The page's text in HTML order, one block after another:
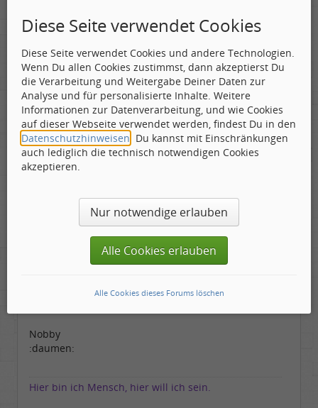
möglichst abseits gehalten haben. Beim Abmarsch
sahen wir dann die umgerissenen Zäune, und das
Chaos bei den Organisationshütten. Uns ging es nur
darum, unst von angesoffenen Hell's Angels fern zu
halten, wir hatten mit denen keine Erfahrungen,
vielleicht war es ein Vorurteil, aber wir sind
wenigstens einigermaßen zügig und heil vom
Festivalgelände gekommen.
Heute möchte ich so etwas nicht noch einmal mit
machen und ich bewundere unsere jungen Artisten,
aber das was auf Fehmarn ablief, war schon eine
ganz schöne Tortur und ist wohl auch nur im zarten
Alter von 21 aus zu halten - es bleiben verklärte
Erinnerungen, nu einiges Konkretes, was sich
eingeprägt hat...
Wir waren dabei!
Nobby
:daumen:
Hier bin ich Mensch, hier will ich sein.
Diese Seite verwendet Cookies
Diese Seite verwendet Cookies und andere Technologien.
Wenn Du allen Cookies zustimmst, dann akzeptierst Du
die Verarbeitung und Weitergabe Deiner Daten zur
Analyse und für personalisierte Inhalte. Weitere
Informationen zur Datenverarbeitung, und wie Cookies
auf dieser Webseite verwendet werden, findest Du in den
Datenschutzhinweisen . Du kannst mit Einschränkungen
auch lediglich die technisch notwendigen Cookies
akzeptieren.
Nur notwendige erlauben
Alle Cookies erlauben
Alle Cookies dieses Forums löschen